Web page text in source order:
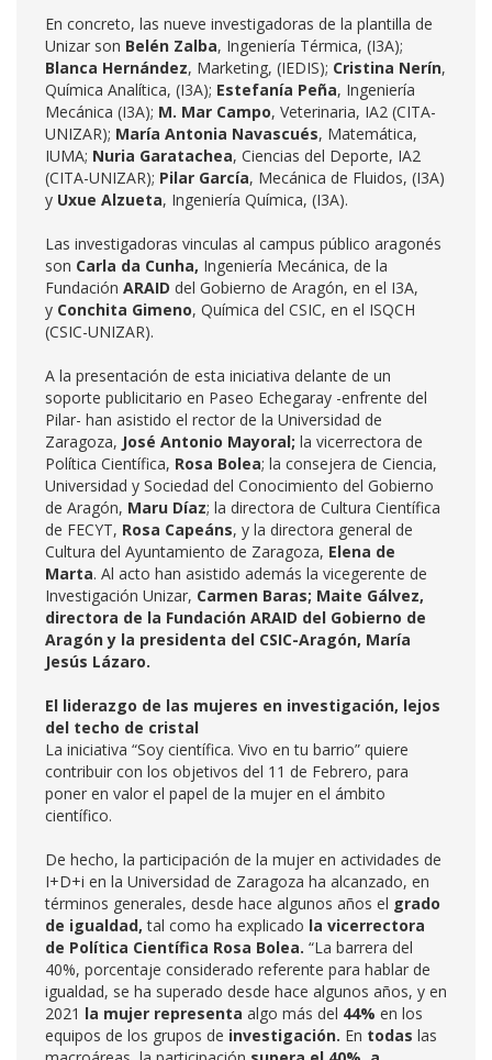
En concreto, las nueve investigadoras de la plantilla de
Unizar son Belén Zalba, Ingeniería Térmica, (I3A);
Blanca Hernández, Marketing, (IEDIS); Cristina Nerín,
Química Analítica, (I3A); Estefanía Peña, Ingeniería
Mecánica (I3A); M. Mar Campo, Veterinaria, IA2 (CITA-
UNIZAR); María Antonia Navascués, Matemática,
IUMA; Nuria Garatachea, Ciencias del Deporte, IA2
(CITA-UNIZAR); Pilar García, Mecánica de Fluidos, (I3A)
y Uxue Alzueta, Ingeniería Química, (I3A).
Las investigadoras vinculas al campus público aragonés
son Carla da Cunha, Ingeniería Mecánica, de la
Fundación ARAID del Gobierno de Aragón, en el I3A,
y Conchita Gimeno, Química del CSIC, en el ISQCH
(CSIC-UNIZAR).
A la presentación de esta iniciativa delante de un
soporte publicitario en Paseo Echegaray -enfrente del
Pilar- han asistido el rector de la Universidad de
Zaragoza, José Antonio Mayoral; la vicerrectora de
Política Científica, Rosa Bolea; la consejera de Ciencia,
Universidad y Sociedad del Conocimiento del Gobierno
de Aragón, Maru Díaz; la directora de Cultura Científica
de FECYT, Rosa Capeáns, y la directora general de
Cultura del Ayuntamiento de Zaragoza, Elena de
Marta. Al acto han asistido además la vicegerente de
Investigación Unizar, Carmen Baras; Maite Gálvez,
directora de la Fundación ARAID del Gobierno de
Aragón y la presidenta del CSIC-Aragón, María
Jesús Lázaro.
El liderazgo de las mujeres en investigación, lejos
del techo de cristal
La iniciativa “Soy científica. Vivo en tu barrio” quiere
contribuir con los objetivos del 11 de Febrero, para
poner en valor el papel de la mujer en el ámbito
científico.
De hecho, la participación de la mujer en actividades de
I+D+i en la Universidad de Zaragoza ha alcanzado, en
términos generales, desde hace algunos años el grado
de igualdad,tal como ha explicado la vicerrectora
de Política Científica Rosa Bolea. “La barrera del
40%, porcentaje considerado referente para hablar de
igualdad, se ha superado desde hace algunos años, y en
2021 la mujer representa algo más del 44% en los
equipos de los grupos de investigación. En todas las